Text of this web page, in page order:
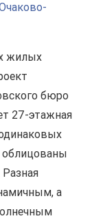
жилых
бюро
27-этажная
облицованы
а